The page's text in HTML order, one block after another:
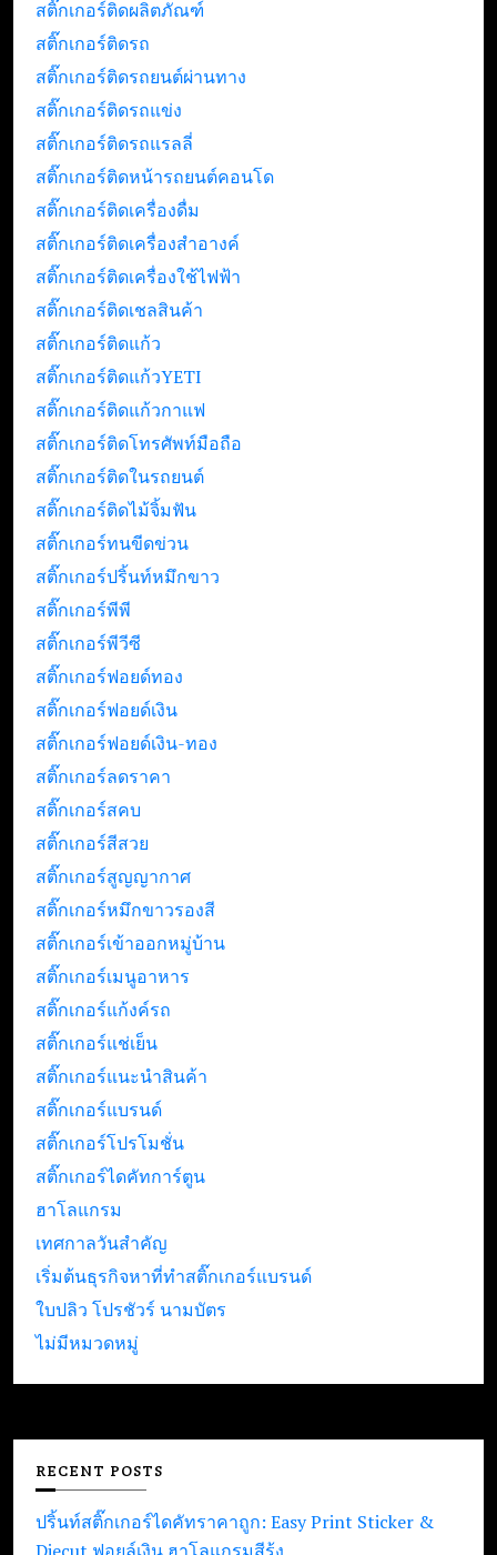
สติ๊กเกอร์ติดผลิตภัณฑ์
สติ๊กเกอร์ติดรถ
สติ๊กเกอร์ติดรถยนต์ผ่านทาง
สติ๊กเกอร์ติดรถแข่ง
สติ๊กเกอร์ติดรถแรลลี่
สติ๊กเกอร์ติดหน้ารถยนต์คอนโด
สติ๊กเกอร์ติดเครื่องดื่ม
สติ๊กเกอร์ติดเครื่องสำอางค์
สติ๊กเกอร์ติดเครื่องใช้ไฟฟ้า
สติ๊กเกอร์ติดเชลสินค้า
สติ๊กเกอร์ติดแก้ว
สติ๊กเกอร์ติดแก้วYETI
สติ๊กเกอร์ติดแก้วกาแฟ
สติ๊กเกอร์ติดโทรศัพท์มือถือ
สติ๊กเกอร์ติดในรถยนต์
สติ๊กเกอร์ติดไม้จิ้มฟัน
สติ๊กเกอร์ทนขีดข่วน
สติ๊กเกอร์ปริ้นท์หมึกขาว
สติ๊กเกอร์พีพี
สติ๊กเกอร์พีวีซี
สติ๊กเกอร์ฟอยด์ทอง
สติ๊กเกอร์ฟอยด์เงิน
สติ๊กเกอร์ฟอยด์เงิน-ทอง
สติ๊กเกอร์ลดราคา
สติ๊กเกอร์สคบ
สติ๊กเกอร์สีสวย
สติ๊กเกอร์สูญญากาศ
สติ๊กเกอร์หมึกขาวรองสี
สติ๊กเกอร์เข้าออกหมู่บ้าน
สติ๊กเกอร์เมนูอาหาร
สติ๊กเกอร์แก้งค์รถ
สติ๊กเกอร์แช่เย็น
สติ๊กเกอร์แนะนำสินค้า
สติ๊กเกอร์แบรนด์
สติ๊กเกอร์โปรโมชั่น
สติ๊กเกอร์ไดคัทการ์ตูน
ฮาโลแกรม
เทศกาลวันสำคัญ
เริ่มต้นธุรกิจหาที่ทำสติ๊กเกอร์แบรนด์
ใบปลิว โปรชัวร์ นามบัตร
ไม่มีหมวดหมู่
RECENT POSTS
ปริ้นท์สติ๊กเกอร์ไดคัทราคาถูก: Easy Print Sticker &